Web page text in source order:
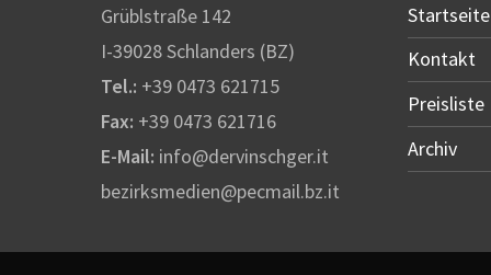
Grüblstraße 142
I-39028 Schlanders (BZ)
Tel.: +39 0473 621715
Fax: +39 0473 621716
E-Mail: info@dervinschger.it
bezirksmedien@pecmail.bz.it
Startseite
Kontakt
Preisliste
Archiv